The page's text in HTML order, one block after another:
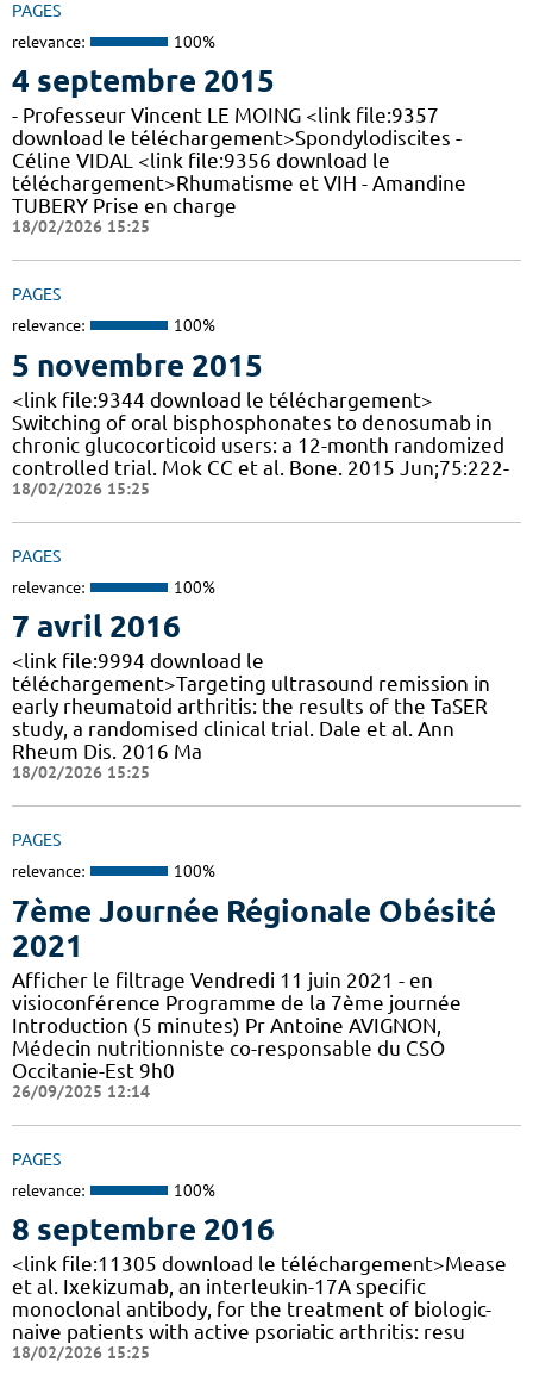
PAGES
relevance: 100%
4 septembre 2015
- Professeur Vincent LE MOING <link file:9357
download le téléchargement>Spondylodiscites -
Céline VIDAL <link file:9356 download le
téléchargement>Rhumatisme et VIH - Amandine
TUBERY Prise en charge
18/02/2026 15:25
PAGES
relevance: 100%
5 novembre 2015
<link file:9344 download le téléchargement>
Switching of oral bisphosphonates to denosumab in
chronic glucocorticoid users: a 12-month randomized
controlled trial. Mok CC et al. Bone. 2015 Jun;75:222-
18/02/2026 15:25
PAGES
relevance: 100%
7 avril 2016
<link file:9994 download le
téléchargement>Targeting ultrasound remission in
early rheumatoid arthritis: the results of the TaSER
study, a randomised clinical trial. Dale et al. Ann
Rheum Dis. 2016 Ma
18/02/2026 15:25
PAGES
relevance: 100%
7ème Journée Régionale Obésité
2021
Afficher le filtrage Vendredi 11 juin 2021 - en
visioconférence Programme de la 7ème journée
Introduction (5 minutes) Pr Antoine AVIGNON,
Médecin nutritionniste co-responsable du CSO
Occitanie-Est 9h0
26/09/2025 12:14
PAGES
relevance: 100%
8 septembre 2016
<link file:11305 download le téléchargement>Mease
et al. Ixekizumab, an interleukin-17A specific
monoclonal antibody, for the treatment of biologic-
naive patients with active psoriatic arthritis: resu
18/02/2026 15:25